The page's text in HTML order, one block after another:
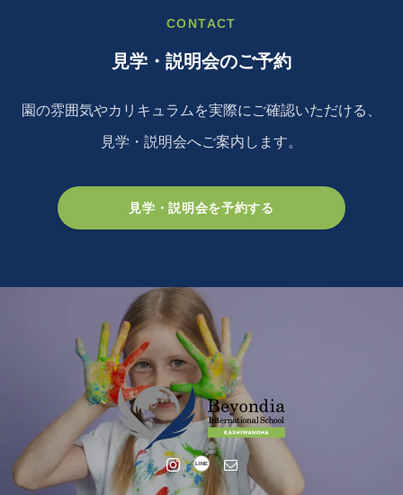
CONTACT
見学・説明会のご予約
園の雰囲気やカリキュラムを実際にご確認いただける、
見学・説明会へご案内します。
見学・説明会を予約する